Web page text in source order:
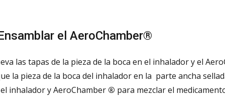
el AeroChamber®
las tapas de la pieza de la boca en el inhalador y el
la pieza de la boca del inhalador en la parte ancha
inhalador y AeroChamber ® para mezclar el